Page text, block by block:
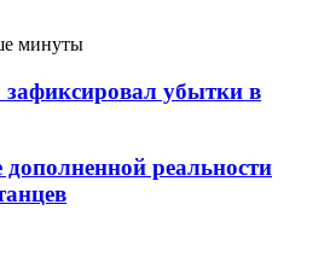
минуты
зафиксировал убытки в
реальности